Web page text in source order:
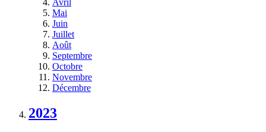
Avril
Mai
Juin
Juillet
Août
Septembre
Octobre
Novembre
Décembre
2023